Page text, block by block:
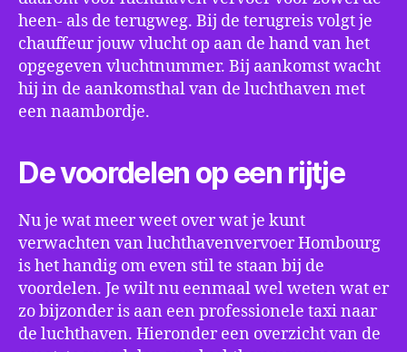
heen- als de terugweg. Bij de terugreis volgt je
chauffeur jouw vlucht op aan de hand van het
opgegeven vluchtnummer. Bij aankomst wacht
hij in de aankomsthal van de luchthaven met
een naambordje.
De voordelen op een rijtje
Nu je wat meer weet over wat je kunt
verwachten van luchthavenvervoer Hombourg
is het handig om even stil te staan bij de
voordelen. Je wilt nu eenmaal wel weten wat er
zo bijzonder is aan een professionele taxi naar
de luchthaven. Hieronder een overzicht van de